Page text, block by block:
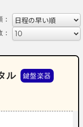
ル 鍵盤楽器